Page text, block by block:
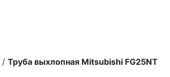
/ Труба выхлопная Mitsubishi FG25NT